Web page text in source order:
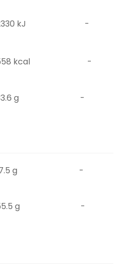
kJ -
kcal -
g -
g -
g -